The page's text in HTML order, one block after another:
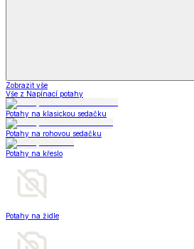
Zobrazit vše
Vše z Napínací potahy
Potahy na klasickou sedačku
Potahy na rohovou sedačku
Potahy na křeslo
Potahy na židle